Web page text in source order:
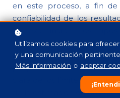
en este proceso, a fin de
confiabilidad de los
se examinarán los
susceptibles de estimación
restricciones legales, no
proporcionará a los
clara de los límites y
de la estimación de gastos.
Utilizamos cookies para
y una comunicación pertinente.
Más información o aceptar